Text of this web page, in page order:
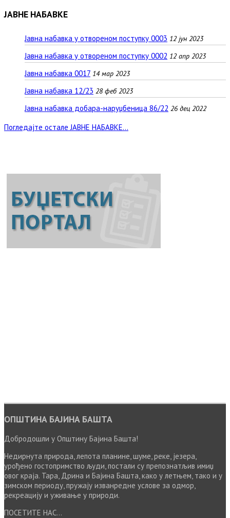
ЈАВНЕ НАБАВКЕ
Јавна набавка у отвореном поступку 0003 12 јун 2023
Јавна набавка у отвореном поступку 0002 12 апр 2023
Јавна набавка 0017 14 мар 2023
Јавна набавка 12/23 28 феб 2023
Јавна набавка добара-наруџбеница 86/22 26 дец 2022
Погледајте остале ЈАВНЕ НАБАВКЕ...
ОПШТИНА БАЈИНА БАШТА
Добродошли у Општину Бајина Башта!
Недирнута природа, лепота планине, шуме, реке, језера,
урођено гостопримство људи, постали су препознатљив имиџ
овог краја. Тара, Дрина и Бајина Башта, како у летњем, тако и у
зимском периоду, пружају изванредне услове за одмор,
рекреацију и уживање у природи.
ПОСЕТИТЕ НАС...